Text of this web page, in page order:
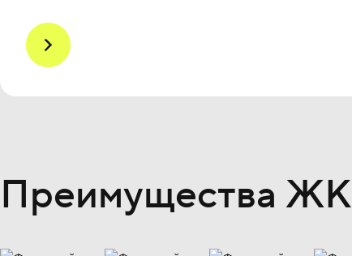
Преимущества ЖК